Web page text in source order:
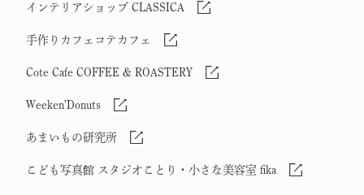
インテリアショップ CLASSICA
手作りカフェコテカフェ
Cote Cafe COFFEE & ROASTERY
Weeken'Donuts
あまいもの研究所
こども写真館 スタジオことり・小さな美容室 fika